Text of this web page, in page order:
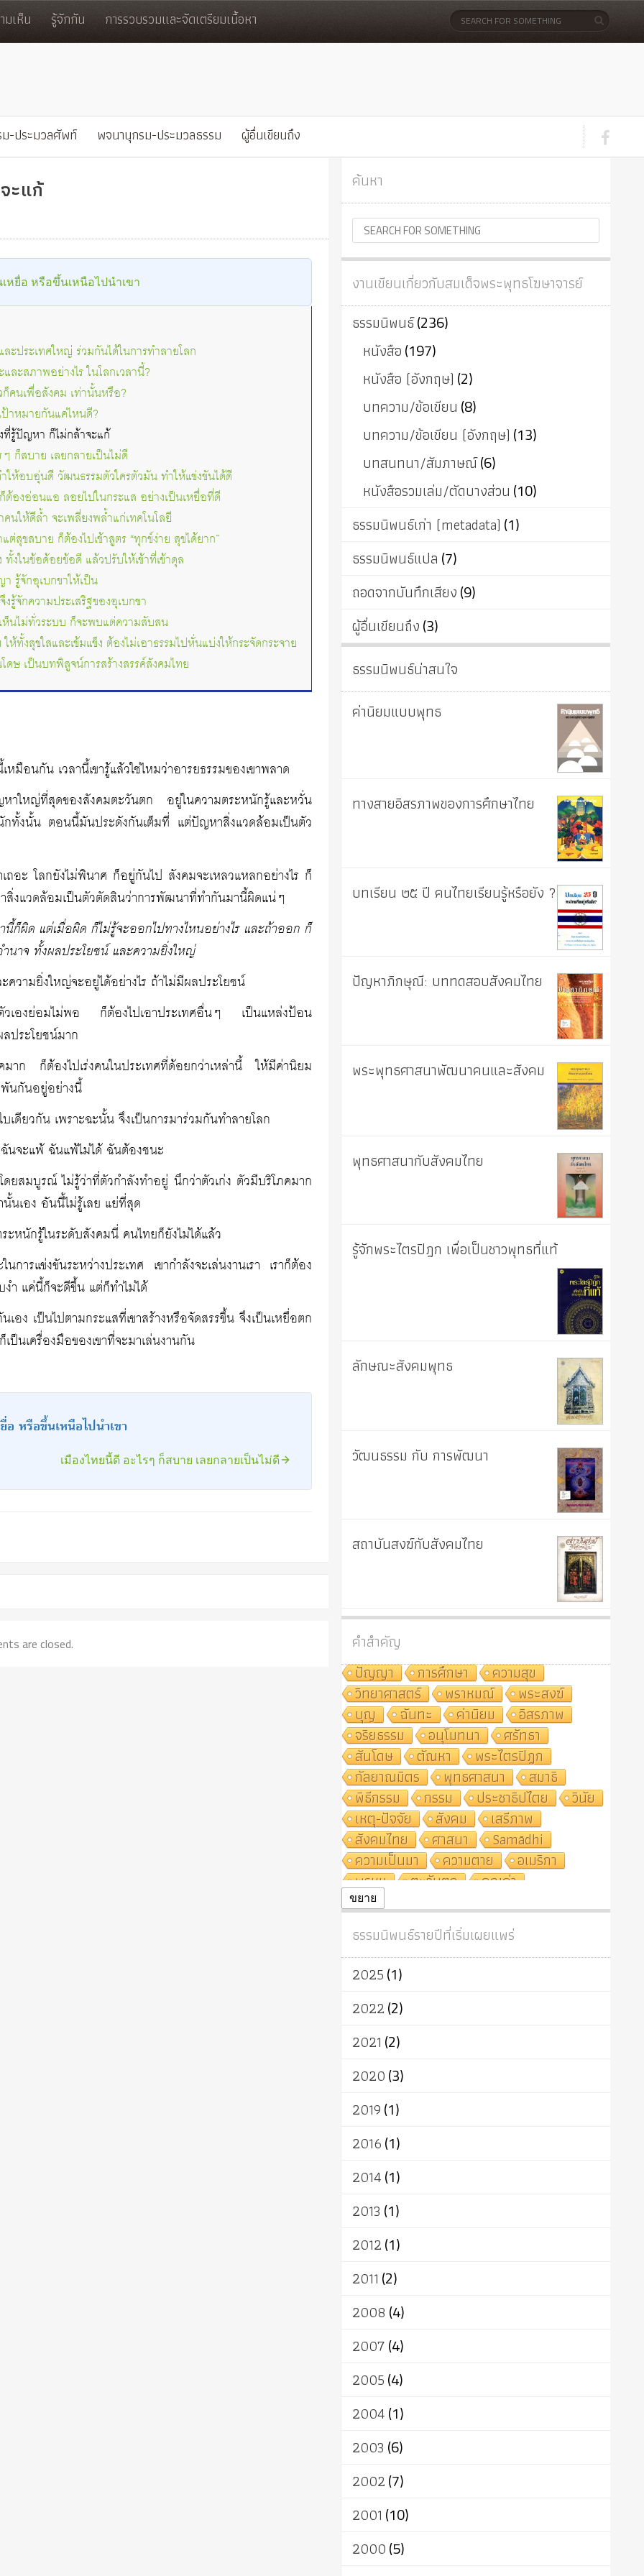
เห็น รู้จักกัน การรวบรวมและจัดเตรียมเนื้อหา
-ประมวลศัพท์ พจนานุกรม-ประมวลธรรม ผู้อื่นเขียนถึง
ะแก้
เหยื่อ หรือขึ้นเหนือไปนำเขา
ะประเทศใหญ่ ร่วมกันได้ในการทำลายโลก
ละสภาพอย่างไร ในโลกเวลานี้?
คนเพื่อสังคม เท่านั้นหรือ?
าหมายกันแค่ไหนดี?
รู้ปัญหา ก็ไม่กล้าจะแก้
ก็สบาย เลยกลายเป็นไม่ดี
ให้อบอุ่นดี วัฒนธรรมตัวใครตัวมัน ทำให้แข่งขันได้ดี
องอ่อนแอ ลอยไปในกระแส อย่างเป็นเหยื่อที่ดี
นให้ดีล้ำ จะเพลี่ยงพล้ำแก่เทคโนโลยี
สุขสบาย ก็ต้องไปเข้าสูตร “ทุกข์ง่าย สุขได้ยาก”
ทั้งในข้อด้อยข้อดี แล้วปรับให้เข้าที่เข้าดุล
รู้จักอุเบกขาให้เป็น
จักความประเสริฐของอุเบกขา
ห็นไม่ทั่วระบบ ก็จะพบแต่ความสับสน
ห้ทั้งสุขใสและเข้มแข็ง ต้องไม่เอาธรรมไปหั่นแบ่งให้กระจัดกระจาย
ดษ เป็นบทพิสูจน์การสร้างสรรค์สังคมไทย
อนกัน เวลานี้เขารู้แล้วใช่ไหมว่าอารยธรรมของเขาพลาด
าใหญ่ที่สุดของสังคมตะวันตก อยู่ในความตระหนักรู้และหวั่น
ทั้งนั้น ตอนนี้มันประดังกันเต็มที่ แต่ปัญหาสิ่งแวดล้อมเป็นตัว
ถอะ โลกยังไม่พินาศ ก็อยู่กันไป สังคมจะเหลวแหลกอย่างไร ก็
สิ่งแวดล้อมเป็นตัวตัดสินว่าการพัฒนาที่ทำกันมานี้ผิดแน่ๆ
ผิด แต่เมื่อผิด ก็ไม่รู้จะออกไปทางไหนอย่างไร และถ้าออก ก็
นาจ ทั้งผลประโยชน์ และความยิ่งใหญ่
วามยิ่งใหญ่จะอยู่ได้อย่างไร ถ้าไม่มีผลประโยชน์
วเองย่อมไม่พอ ก็ต้องไปเอาประเทศอื่นๆ เป็นแหล่งป้อน
ประโยชน์มาก
าก ก็ต้องไปเร่งคนในประเทศที่ด้อยกว่าเหล่านี้ ให้มีค่านิยม
นกันอยู่อย่างนี้
ดียวกัน เพราะฉะนั้น จึงเป็นการมาร่วมกันทำลายโลก
นจะแพ้ ฉันแพ้ไม่ได้ ฉันต้องชนะ
ยสมบูรณ์ ไม่รู้ว่าที่ตัวกำลังทำอยู่ นึกว่าตัวเก่ง ตัวมีบริโภคมาก
นั้นเอง อันนี้ไม่รู้เลย แย่ที่สุด
ะหนักรู้ในระดับสังคมนี่ คนไทยก็ยังไม่ได้แล้ว
ารแข่งขันระหว่างประเทศ เขากำลังจะเล่นงานเรา เราก็ต้อง
งำ แค่นี้ก็จะดีขึ้น แต่ก็ทำไม่ได้
อง เป็นไปตามกระแสที่เขาสร้างหรือจัดสรรขึ้น จึงเป็นเหยื่อตก
ป็นเครื่องมือของเขาที่จะมาเล่นงานกัน
อ หรือขึ้นเหนือไปนำเขา
เมืองไทยนี้ดี อะไรๆ ก็สบาย เลยกลายเป็นไม่ดี
are closed.
ค้นหา
งานเขียนเกี่ยวกับสมเด็จพระพุทธโฆษาจารย์
ธรรมนิพนธ์(236)
หนังสือ(197)
หนังสือ (อังกฤษ) (2)
บทความ/ข้อเขียน (8)
บทความ/ข้อเขียน (อังกฤษ) (13)
บทสนทนา/สัมภาษณ์(6)
หนังสือรวมเล่ม/ตัดบางส่วน (10)
ธรรมนิพนธ์เก่า (metadata) (1)
ธรรมนิพนธ์แปล (7)
ถอดจากบันทึกเสียง(9)
ผู้อื่นเขียนถึง(3)
ธรรมนิพนธ์น่าสนใจ
ค่านิยมแบบพุทธ
ทางสายอิสรภาพของการศึกษาไทย
บทเรียน ๒๕ ปี คนไทยเรียนรู้หรือยัง ?
ปัญหาภิกษุณี: บททดสอบสังคมไทย
พระพุทธศาสนาพัฒนาคนและสังคม
พุทธศาสนากับสังคมไทย
รู้จักพระไตรปิฎก เพื่อเป็นชาวพุทธที่แท้
ลักษณะสังคมพุทธ
วัฒนธรรม กับ การพัฒนา
สถาบันสงฆ์กับสังคมไทย
คำสำคัญ
ปัญญา
การศึกษา
ความสุข
วิทยาศาสตร์
พราหมณ์
พระสงฆ์
บุญ
ฉันทะ ค่านิยม
อิสรภาพ
จริยธรรม
อนุโมทนา
ศรัทธา
สันโดษ
ตัณหา
พระไตรปิฎก
กัลยาณมิตร
พุทธศาสนา
สมาธิ
พิธีกรรม
กรรม ประชาธิปไตย
วินัย
เหตุ-ปัจจัย
สังคม
เสรีภาพ
สังคมไทย
ศาสนา
Samādhi
ความเป็นมา
ความตาย
อเมริกา
พรหม
ตะวันตก
คุณค่า
ปฏิจจสมุปบาท
ศาสนาประจำชาติ
ผู้บริโภค
ธรรมาธิปไตย
การแยกรัฐกับศาสนา
ธรรมชาติ
เทคโนโลยี
พุทธบริษัท
วัฒนธรรม
ขยาย
ธรรมนิพนธ์รายปีที่เริ่มเผยแพร่
2025(1)
2022(2)
2021 (2)
2020(3)
2019(1)
2016(1)
2014(1)
2013 (1)
2012(1)
2011 (2)
2008 (4)
2007(4)
2005(4)
2004(1)
2003 (6)
2002(7)
2001 (10)
2000(5)